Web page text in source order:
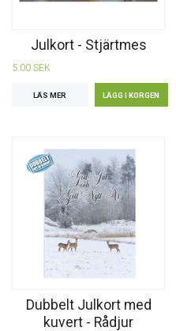
Julkort - Stjärtmes
5.00 SEK
LÄS MER
Dubbelt Julkort med
kuvert - Rådjur